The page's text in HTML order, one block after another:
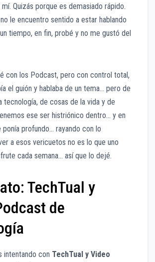
Quizás porque es demasiado rápido.
le encuentro sentido a estar hablando
tiempo, en fin, probé y no me gustó del
con los Podcast, pero con control total,
el guión y hablaba de un tema… pero de
tecnología, de cosas de la vida y de
ese ser histriónico dentro… y en
profundo… rayando con lo
a esos vericuetos no es lo que uno
cada semana… así que lo dejé.
TechTual y
de
intentando con TechTual y Video